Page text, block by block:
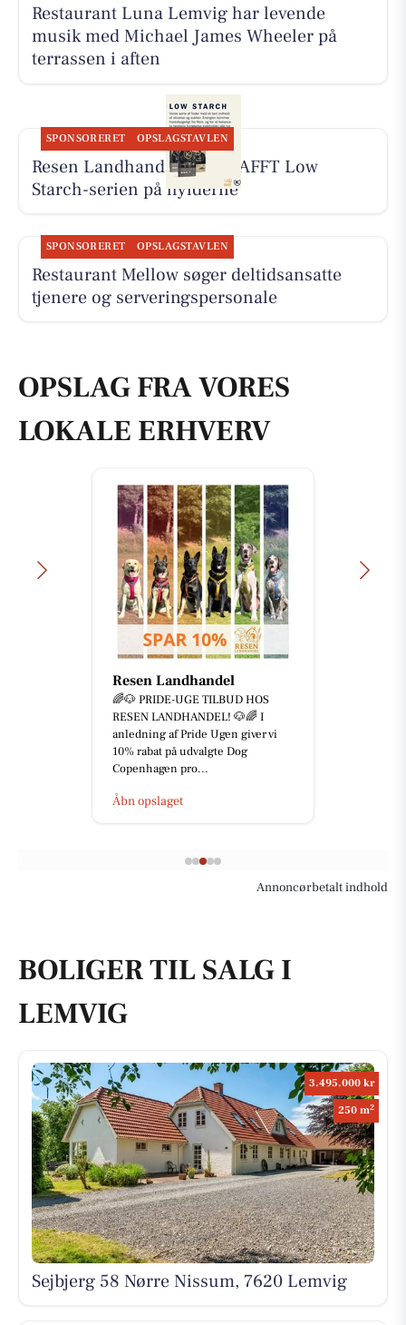
Restaurant Luna Lemvig har levende
musik med Michael James Wheeler på
terrassen i aften
SPONSORERET OPSLAGSTAVLEN
Resen Landhandel har KRAFFT Low
Starch-serien på hylderne
SPONSORERET OPSLAGSTAVLEN
Restaurant Mellow søger deltidsansatte
tjenere og serveringspersonale
OPSLAG FRA VORES
LOKALE ERHVERV
Resen Landhandel
🌈🐶 PRIDE-UGE TILBUD HOS
RESEN LANDHANDEL! 🐶🌈 I
anledning af Pride Ugen giver vi
10% rabat på udvalgte Dog
Copenhagen pro...
Åbn opslaget
Annoncørbetalt indhold
BOLIGER TIL SALG I
LEMVIG
3.495.000 kr
250 m2
Sejbjerg 58 Nørre Nissum, 7620 Lemvig